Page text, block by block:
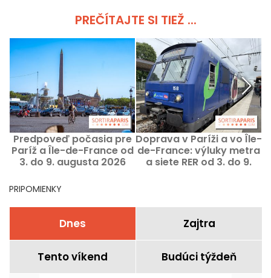
PREČÍTAJTE SI TIEŽ ...
Predpoveď počasia pre
Paríž a Île-de-France od
3. do 9. augusta 2026
Doprava v Paríži a vo Île-
de-France: výluky metra
a siete RER od 3. do 9.
PRIPOMIENKY
Dnes Zajtra
Tento víkend Budúci týždeň